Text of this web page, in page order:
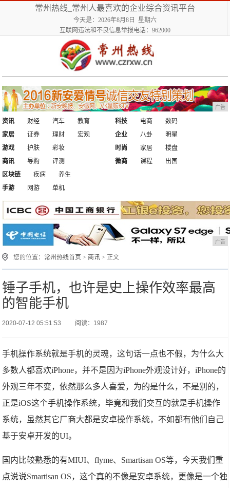
常州热线_常州人最喜欢的企业综合资讯平台
今天是：2026年8月8日 星期六
互联网违法和不良信息举报电话：962000
广告
资讯 财经 汽车
教育
家居
证券 理财 宏观
科技 电商
数码
企业
八卦
明星
游戏
护肤
彩妆
商讯
导购 评测
时尚 家居
楼盘
微商
课程
出国
区块链
疾病
养生
手游
网游 单机
广告
您的位置： 常州热线首页 > 商讯 > 正文
锤子手机，也许是史上操作效率最高
的智能手机
2020-07-12 05:51:53 阅读：1987
手机操作系统就是手机的灵魂，这句话一点也不假，为什么大
多数人都喜欢iPhone，并不是因为iPhone外观设计好，iPhone的
外观三年不变，依然那么多人喜爱，为的是什么，不是别的，
正是iOS这个手机操作系统，毕竟和我们交互的就是手机操作
系统，虽然其它厂商大都是安卓操作系统，不如都有他们自己
基于安卓开发的UI。
国内比较熟悉的有MIUI、flyme、Smartisan OS等，今天我们重
点说说Smartisan OS，这个真的不像是安卓系统，更像是一个独